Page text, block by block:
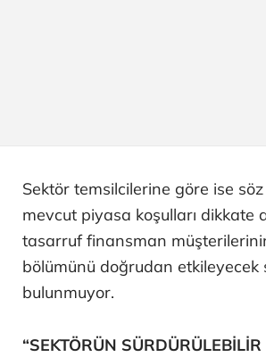
Sektör temsilcilerine göre ise
mevcut piyasa koşulları dikkate
tasarruf finansman
bölümünü doğrudan etkileyecek
bulunmuyor.
“SEKTÖRÜN